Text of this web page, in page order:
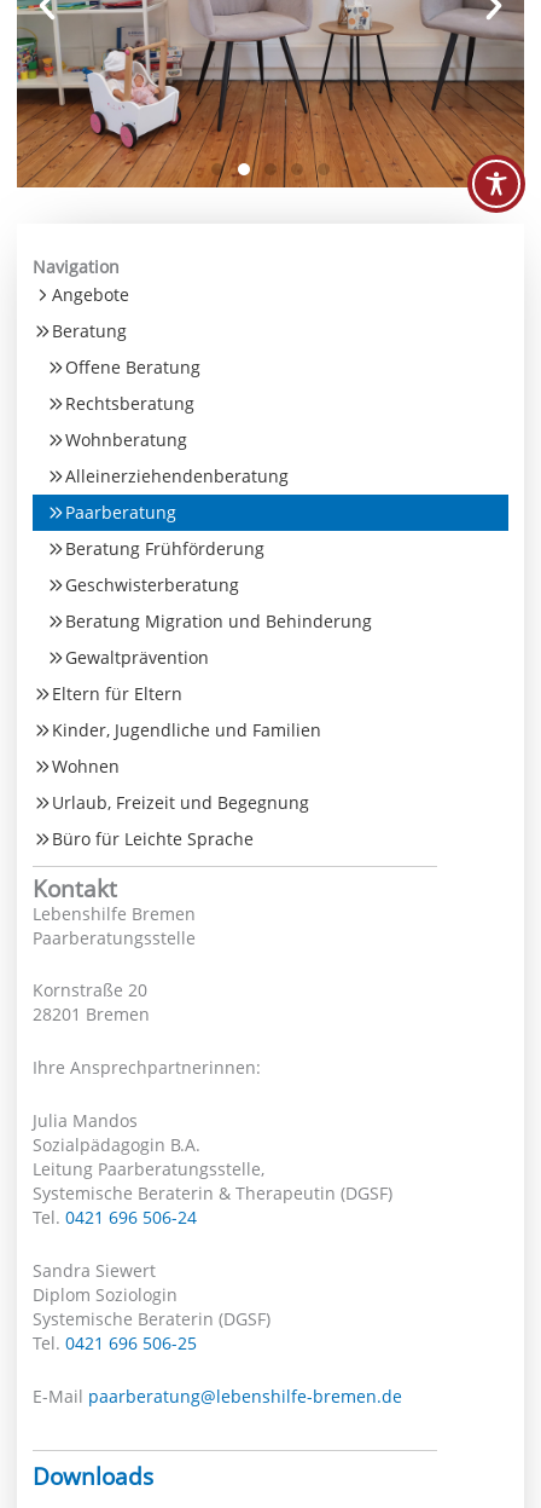
Navigation
Angebote
Beratung
Offene Beratung
Rechtsberatung
Wohnberatung
Alleinerziehendenberatung
Paarberatung
Beratung Frühförderung
Geschwisterberatung
Beratung Migration und Behinderung
Gewaltprävention
Eltern für Eltern
Kinder, Jugendliche und Familien
Wohnen
Urlaub, Freizeit und Begegnung
Büro für Leichte Sprache
Kontakt
Lebenshilfe Bremen
Paarberatungsstelle
Kornstraße 20
28201 Bremen
Ihre Ansprechpartnerinnen:
Julia Mandos
Sozialpädagogin B.A.
Leitung Paarberatungsstelle,
Systemische Beraterin & Therapeutin (DGSF)
Tel.0421 696 506-24
Sandra Siewert
Diplom Soziologin
Systemische Beraterin (DGSF)
Tel.0421 696 506-25
E-Mail paarberatung@lebenshilfe-bremen.de
Downloads